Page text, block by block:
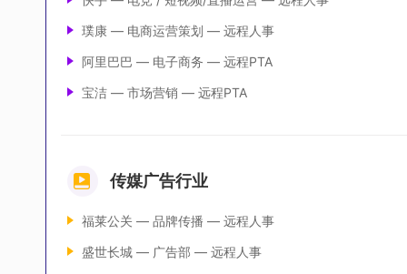
璞康 — 电商运营策划 — 远程人事
阿里巴巴 — 电子商务 — 远程PTA
宝洁 — 市场营销 — 远程PTA
传媒广告行业
福莱公关 — 品牌传播 — 远程人事
盛世长城 — 广告部 — 远程人事